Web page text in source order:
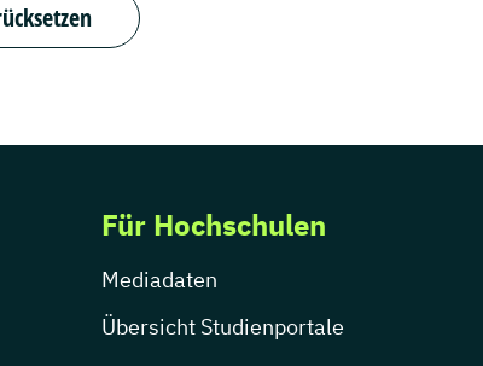
Für Hochschulen
Mediadaten
Übersicht Studienportale